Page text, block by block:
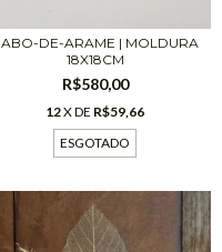
DE-ARAME | MOLDURA
18X18CM
R$580,00
12X DE R$59,66
ESGOTADO